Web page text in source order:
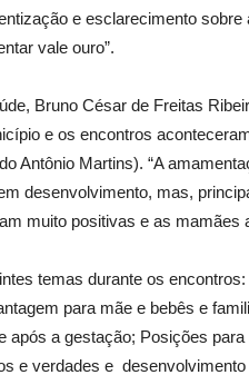
e esclarecimento
vale ouro”.
Bruno César de Freitas
e os encontros
Antônio Martins). “A
desenvolvimento, mas,
muito positivas e as mamães
temas durante os
para mãe e bebês e
após a gestação; Posições
e verdades e